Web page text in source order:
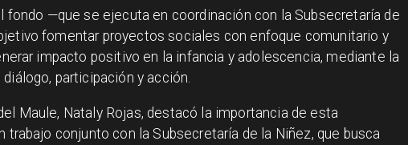
fondo —que se ejecuta en coordinación con la Subsecretaría de
fomentar proyectos sociales con enfoque comunitario y
impacto positivo en la infancia y adolescencia, mediante la
participación y acción.
Maule, Nataly Rojas, destacó la importancia de esta
trabajo conjunto con la Subsecretaría de la Niñez, que busca